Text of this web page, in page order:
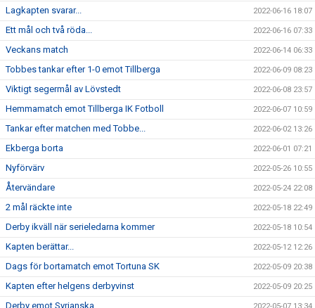
Lagkapten svarar... 2022-06-16 18:07
Ett mål och två röda... 2022-06-16 07:33
Veckans match 2022-06-14 06:33
Tobbes tankar efter 1-0 emot Tillberga 2022-06-09 08:23
Viktigt segermål av Lövstedt 2022-06-08 23:57
Hemmamatch emot Tillberga IK Fotboll 2022-06-07 10:59
Tankar efter matchen med Tobbe... 2022-06-02 13:26
Ekberga borta 2022-06-01 07:21
Nyförvärv 2022-05-26 10:55
Återvändare 2022-05-24 22:08
2 mål räckte inte 2022-05-18 22:49
Derby ikväll när serieledarna kommer 2022-05-18 10:54
Kapten berättar... 2022-05-12 12:26
Dags för bortamatch emot Tortuna SK 2022-05-09 20:38
Kapten efter helgens derbyvinst 2022-05-09 20:25
Derby emot Syrianska